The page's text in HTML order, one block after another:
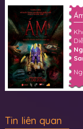
Tin liên quan